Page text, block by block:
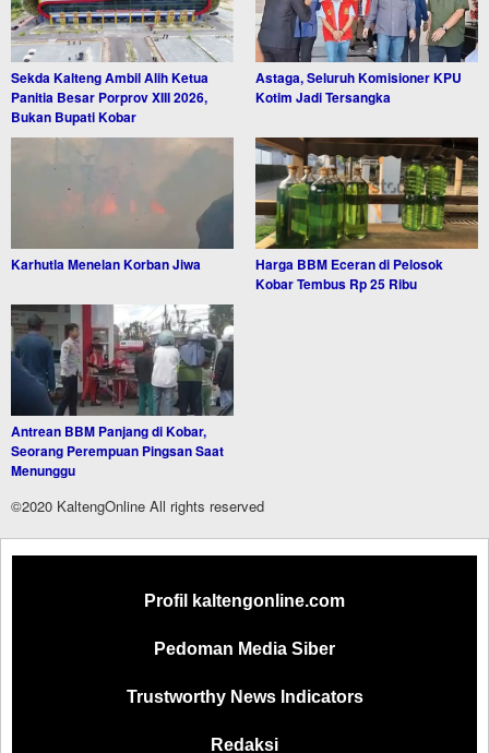
Sekda Kalteng Ambil Alih Ketua
Panitia Besar Porprov XIII 2026,
Bukan Bupati Kobar
Astaga, Seluruh Komisioner KPU
Kotim Jadi Tersangka
Karhutla Menelan Korban Jiwa
Harga BBM Eceran di Pelosok
Kobar Tembus Rp 25 Ribu
Antrean BBM Panjang di Kobar,
Seorang Perempuan Pingsan Saat
Menunggu
©2020 KaltengOnline All rights reserved
Profil kaltengonline.com
Pedoman Media Siber
Trustworthy News Indicators
Redaksi